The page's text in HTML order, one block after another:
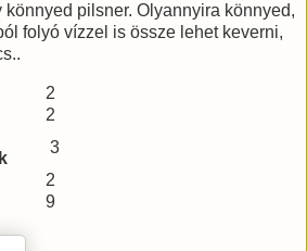
könnyed pilsner. Olyannyira könnyed,
folyó vízzel is össze lehet keverni,
2
2
3
2
9